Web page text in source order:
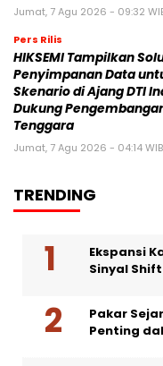
Jumat, 7 Agu 2026 - 09:32
Pers Rilis
HIKSEMI Tampilkan
Penyimpanan Data
Skenario di Ajang DTI
Dukung
Tenggara
Jumat, 7 Agu 2026 - 04:14 WIB
TRENDING
Ekspansi
Sinyal
Pakar
Penting